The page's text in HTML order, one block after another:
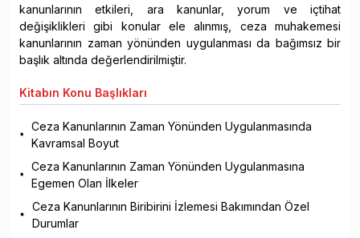
kanunlarının etkileri, ara kanunlar, yorum ve içtihat
değişiklikleri gibi konular ele alınmış, ceza muhakemesi
kanunlarının zaman yönünden uygulanması da bağımsız bir
başlık altında değerlendirilmiştir.
Kitabın Konu Başlıkları
Ceza Kanunlarının Zaman Yönünden Uygulanmasında
Kavramsal Boyut
Ceza Kanunlarının Zaman Yönünden Uygulanmasına
Egemen Olan İlkeler
Ceza Kanunlarının Biribirini İzlemesi Bakımından Özel
Durumlar